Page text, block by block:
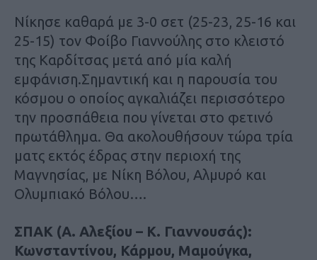
Νίκησε καθαρά με 3-0 σετ (25-23, 25-16 και
25-15) τον Φοίβο Γιαννούλης στο κλειστό
της Καρδίτσας μετά από μία καλή
εμφάνιση.Σημαντική και η παρουσία του
κόσμου ο οποίος αγκαλιάζει περισσότερο
την προσπάθεια που γίνεται στο φετινό
πρωτάθλημα. Θα ακολουθήσουν τώρα τρία
ματς εκτός έδρας στην περιοχή της
Μαγνησίας, με Nίκη Βόλου, Αλμυρό και
Ολυμπιακό Βόλου….
ΣΠΑΚ (Α. Αλεξίου – Κ. Γιαννουσάς):
Κωνσταντίνου, Κάρμου, Μαμούγκα,